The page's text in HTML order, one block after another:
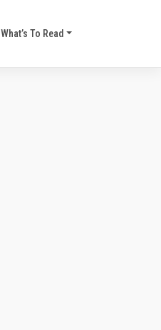
What’s To Read